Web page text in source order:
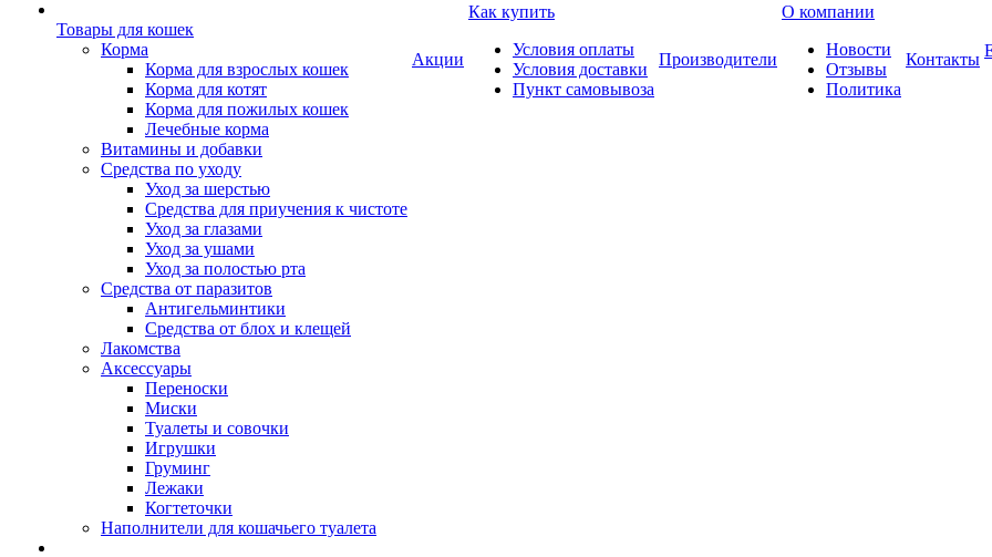
Товары для кошек
Корма
Корма для взрослых кошек
Корма для котят
Корма для пожилых кошек
Лечебные корма
Витамины и добавки
Средства по уходу
Уход за шерстью
Средства для приучения к чистоте
Уход за глазами
Уход за ушами
Уход за полостью рта
Средства от паразитов
Антигельминтики
Средства от блох и клещей
Лакомства
Аксессуары
Переноски
Миски
Туалеты и совочки
Игрушки
Груминг
Лежаки
Когтеточки
Наполнители для кошачьего туалета
Акции
Как купить
Условия оплаты
Условия доставки
Пункт самовывоза
Производители
О компании
Новости
Отзывы
Политика
Контакты